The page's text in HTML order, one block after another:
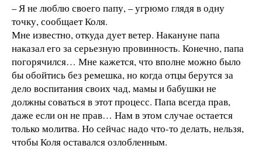
– Я не люблю своего папу, – угрюмо глядя в одну
точку, сообщает Коля.
Мне известно, откуда дует ветер. Накануне папа
наказал его за серьезную провинность. Конечно, папа
погорячился… Мне кажется, что вполне можно было
бы обойтись без ремешка, но когда отцы берутся за
дело воспитания своих чад, мамы и бабушки не
должны соваться в этот процесс. Папа всегда прав,
даже если он не прав… Нам в этом случае остается
только молитва. Но сейчас надо что-то делать, нельзя,
чтобы Коля оставался озлобленным.